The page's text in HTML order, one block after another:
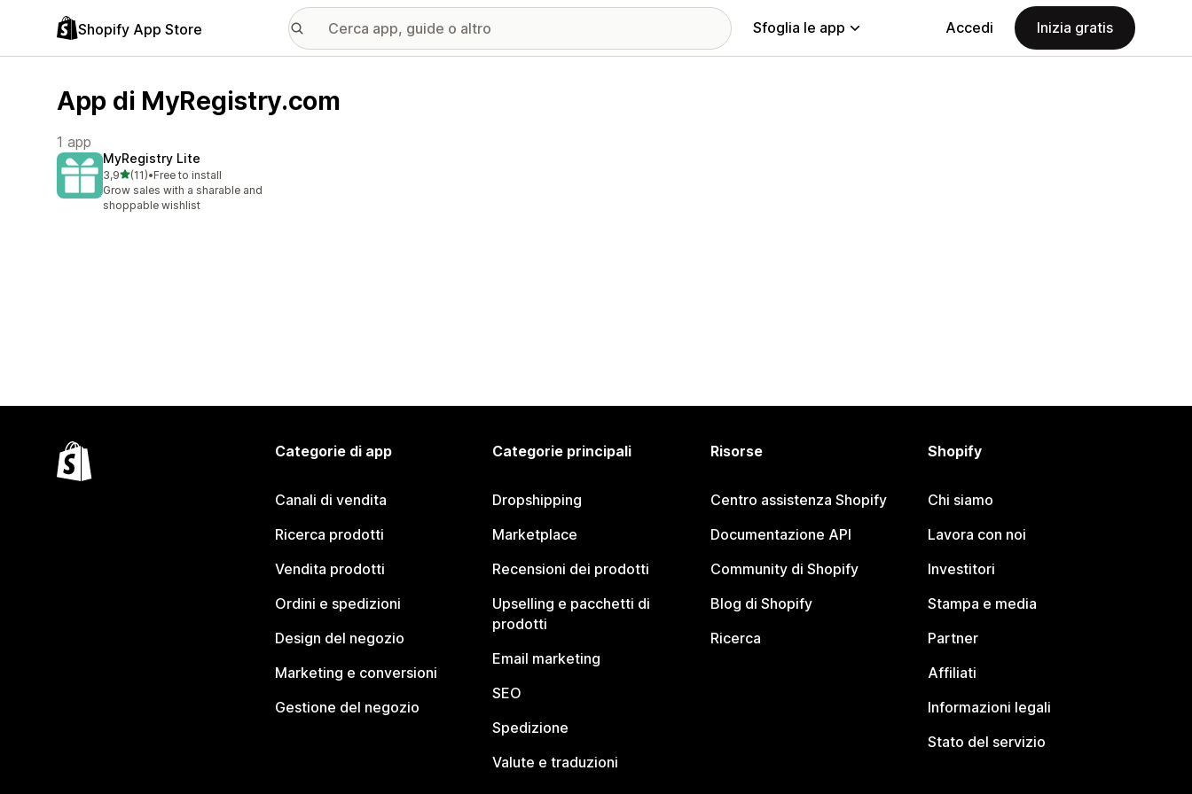
Shopify App Store Sfoglia le app Accedi Inizia gratis
App di MyRegistry.com
1 app
MyRegistry Lite
3,9stelle su 5
(11)
11 recensioni totali
•Free to install
Grow sales with a sharable and
shoppable wishlist
Categorie di app
Canali di vendita
Ricerca prodotti
Vendita prodotti
Ordini e spedizioni
Design del negozio
Marketing e conversioni
Gestione del negozio
Categorie principali
Dropshipping
Marketplace
Recensioni dei prodotti
Upselling e pacchetti di
prodotti
Email marketing
SEO
Spedizione
Valute e traduzioni
Risorse
Centro assistenza Shopify
Documentazione API
Community di Shopify
Blog di Shopify
Ricerca
Shopify
Chi siamo
Lavora con noi
Investitori
Stampa e media
Partner
Affiliati
Informazioni legali
Stato del servizio